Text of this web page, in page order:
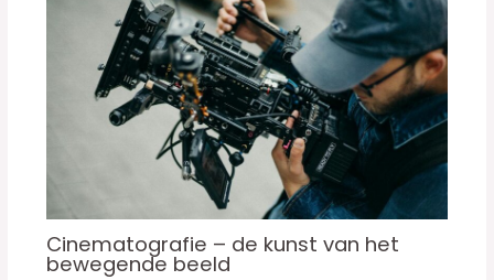
Cinematografie – de kunst van het
bewegende beeld